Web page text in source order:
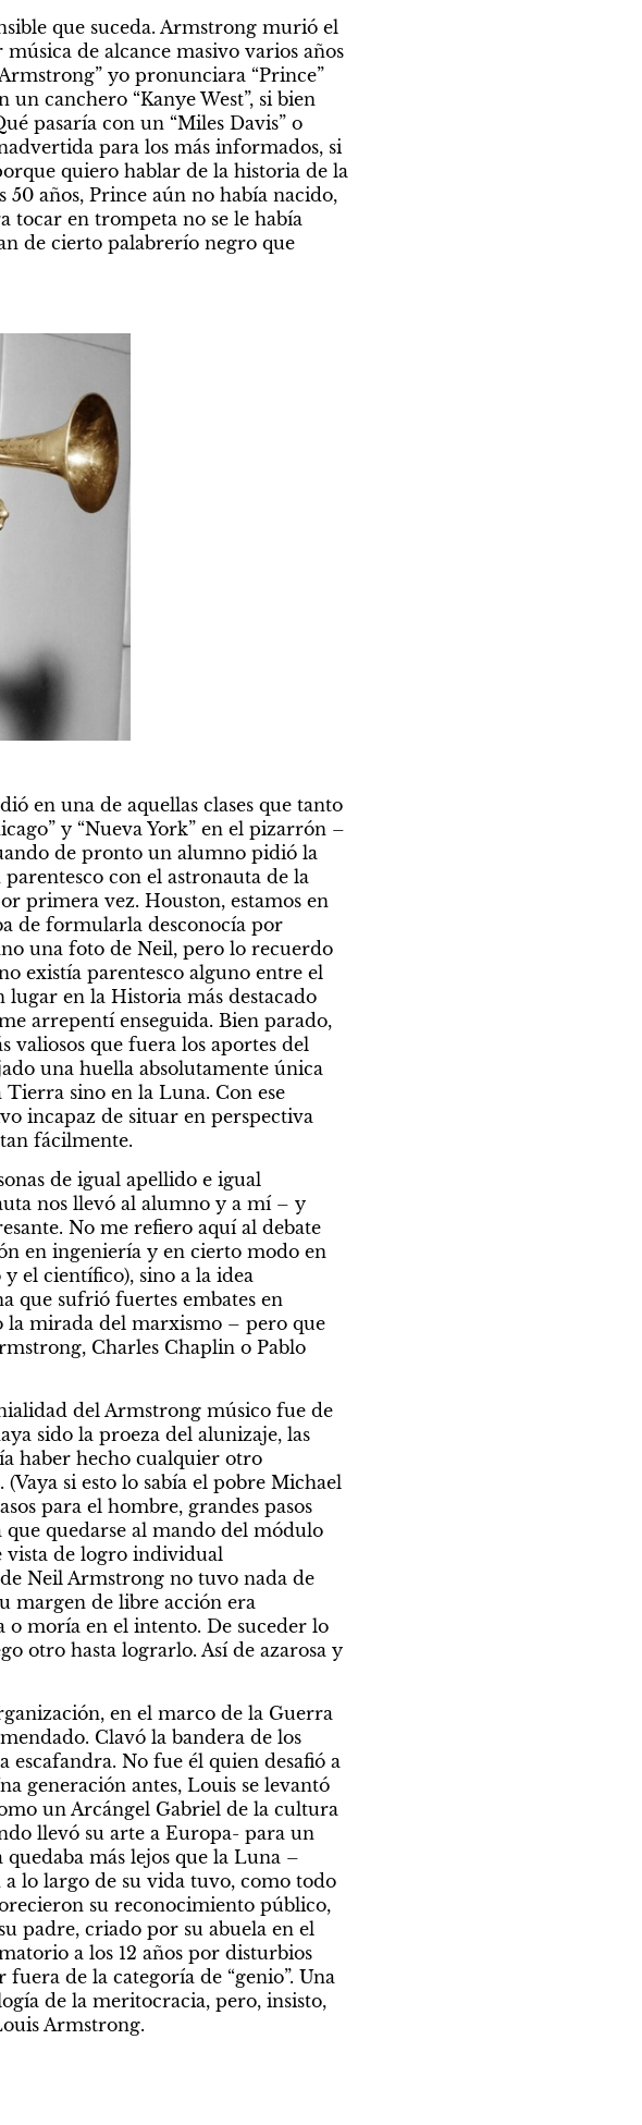
que suceda. Armstrong murió el
música de alcance masivo varios años
yo pronunciara “Prince”
canchero “Kanye West”, si bien
pasaría con un “Miles Davis” o
para los más informados, si
quiero hablar de la historia de la
años, Prince aún no había nacido,
tocar en trompeta no se le había
de cierto palabrerío negro que
en una de aquellas clases que tanto
y “Nueva York” en el pizarrón –
de pronto un alumno pidió la
con el astronauta de la
primera vez. Houston, estamos en
de formularla desconocía por
una foto de Neil, pero lo recuerdo
existía parentesco alguno entre el
en la Historia más destacado
arrepentí enseguida. Bien parado,
que fuera los aportes del
una huella absolutamente única
sino en la Luna. Con ese
incapaz de situar en perspectiva
fácilmente.
de igual apellido e igual
nos llevó al alumno y a mí – y
No me refiero aquí al debate
en ingeniería y en cierto modo en
el científico), sino a la idea
que sufrió fuertes embates en
la mirada del marxismo – pero que
Charles Chaplin o Pablo
del Armstrong músico fue de
sido la proeza del alunizaje, las
haber hecho cualquier otro
si esto lo sabía el pobre Michael
para el hombre, grandes pasos
quedarse al mando del módulo
vista de logro individual
Neil Armstrong no tuvo nada de
margen de libre acción era
o moría en el intento. De suceder lo
otro hasta lograrlo. Así de azarosa y
en el marco de la Guerra
Clavó la bandera de los
escafandra. No fue él quien desafió a
generación antes, Louis se levantó
un Arcángel Gabriel de la cultura
llevó su arte a Europa- para un
más lejos que la Luna –
lo largo de su vida tuvo, como todo
su reconocimiento público,
padre, criado por su abuela en el
a los 12 años por disturbios
de la categoría de “genio”. Una
de la meritocracia, pero, insisto,
Armstrong.